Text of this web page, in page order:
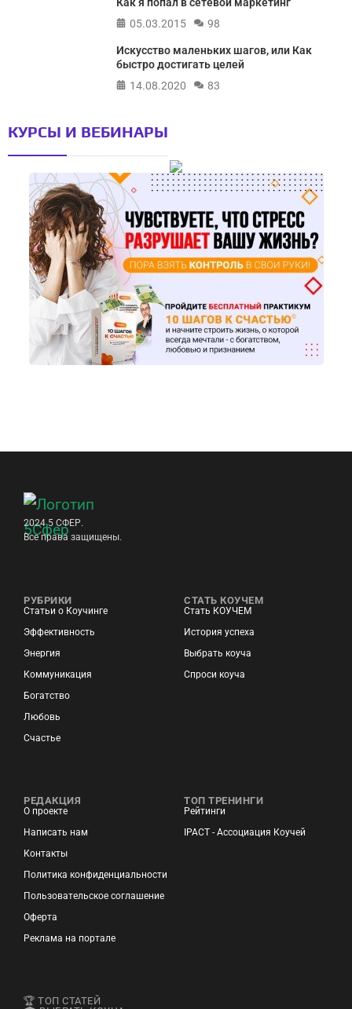
05.03.2015
98
Искусство маленьких шагов, или Как
быстро достигать целей
14.08.2020
83
КУРСЫ И ВЕБИНАРЫ
2024 5 СФЕР.
Все права защищены.
РУБРИКИ
Статьи о Коучинге
Эффективность
Энергия
Коммуникация
Богатство
Любовь
Счастье
СТАТЬ КОУЧЕМ
Стать КОУЧЕМ
История успеха
Выбрать коуча
Спроси коуча
РЕДАКЦИЯ
О проекте
Написать нам
Контакты
Политика конфиденциальности
Пользовательское соглашение
Оферта
Реклама на портале
ТОП ТРЕНИНГИ
Рейтинги
IPACT - Ассоциация Коучей
🏆 ТОП СТАТЕЙ